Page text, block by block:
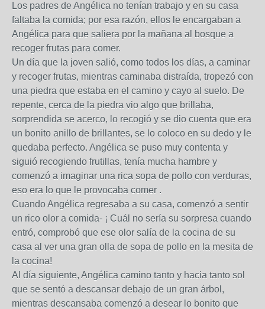
Los padres de Angélica no tenían trabajo y en su casa
faltaba la comida; por esa razón, ellos le encargaban a
Angélica para que saliera por la mañana al bosque a
recoger frutas para comer.
Un día que la joven salió, como todos los días, a caminar
y recoger frutas, mientras caminaba distraída, tropezó con
una piedra que estaba en el camino y cayo al suelo. De
repente, cerca de la piedra vio algo que brillaba,
sorprendida se acerco, lo recogió y se dio cuenta que era
un bonito anillo de brillantes, se lo coloco en su dedo y le
quedaba perfecto. Angélica se puso muy contenta y
siguió recogiendo frutillas, tenía mucha hambre y
comenzó a imaginar una rica sopa de pollo con verduras,
eso era lo que le provocaba comer .
Cuando Angélica regresaba a su casa, comenzó a sentir
un rico olor a comida- ¡ Cuál no sería su sorpresa cuando
entró, comprobó que ese olor salía de la cocina de su
casa al ver una gran olla de sopa de pollo en la mesita de
la cocina!
Al día siguiente, Angélica camino tanto y hacia tanto sol
que se sentó a descansar debajo de un gran árbol,
mientras descansaba comenzó a desear lo bonito que